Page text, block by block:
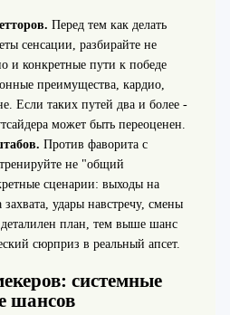
Перед тем как делать
сенсации, разбирайте не
и конкретные пути к победе
преимущества, кардио,
Если таких путей два и более -
может быть переоценен.
Против фаворита с
не "общий
сценарии: выходы на
захвата, удары навстречу, смены
план, тем выше шанс
сюрприз в реальный апсет.
системные
шансов